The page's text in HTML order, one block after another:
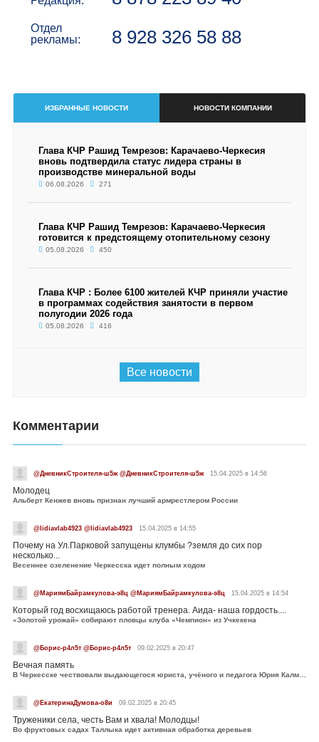
Отдел
рекламы:
8 928 326 58 88
ИЗБРАННЫЕ НОВОСТИ НОВОСТИ КОМПАНИИ
Глава КЧР Рашид Темрезов: Карачаево-Черкесия
вновь подтвердила статус лидера страны в
производстве минеральной воды
06.08.2026 271
Глава КЧР Рашид Темрезов: Карачаево-Черкесия
готовится к предстоящему отопительному сезону
05.08.2026 450
Глава КЧР : Более 6100 жителей КЧР приняли участие
в программах содействия занятости в первом
полугодии 2026 года
05.08.2026 416
Все новости
Комментарии
@ДневникСтроителя-ш5ж @ДневникСтроителя-ш5ж 15.04.2025 в 14:56
Молодец
Альберт Кенжев вновь признан лучший армрестлером России
@lidiavlab4923 @lidiavlab4923 15.04.2025 в 14:55
Почему на Ул.Парковой запущены клумбы ?земля до сих пор
несколько...
Весеннее озеленение Черкесска идет полным ходом
@МариямБайрамкулова-э8ц @МариямБайрамкулова-э8ц 15.04.2025 в 14:54
Который год восхищаюсь работой тренера. Аида- наша гордость....
«Золотой урожай» собирают пловцы клуба «Чемпион» из Учкекена
@Борис-р4л5т @Борис-р4л5т 09.02.2025 в 20:47
Вечная память
В Черкесске чествовали выдающегося юриста, учёного и педагога Юрия Калмыкова
@ЕкатеринаДумова-о8и 09.02.2025 в 20:45
Труженики села, честь Вам и хвала! Молодцы!
Во фруктовых садах Таллыка идет активная обработка деревьев